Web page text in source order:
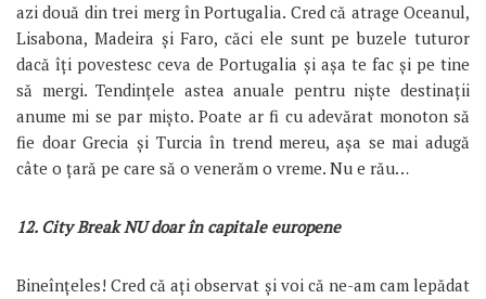
azi două din trei merg în Portugalia. Cred că atrage Oceanul,
Lisabona, Madeira și Faro, căci ele sunt pe buzele tuturor
dacă îți povestesc ceva de Portugalia și așa te fac și pe tine
să mergi. Tendințele astea anuale pentru niște destinații
anume mi se par mișto. Poate ar fi cu adevărat monoton să
fie doar Grecia și Turcia în trend mereu, așa se mai adugă
câte o țară pe care să o venerăm o vreme. Nu e rău…
12. City Break NU doar în capitale europene
Bineînțeles! Cred că ați observat și voi că ne-am cam lepădat